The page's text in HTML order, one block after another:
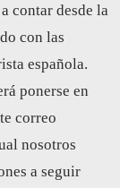
a contar desde la
con las
española.
ponerse en
correo
nosotros
a seguir